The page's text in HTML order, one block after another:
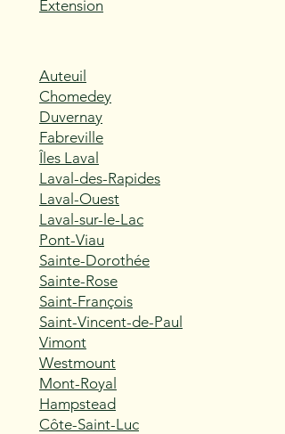
Extension
Auteuil
Chomedey
Duvernay
Fabreville
Îles Laval
Laval-des-Rapides
Laval-Ouest
Laval-sur-le-Lac
Pont-Viau
Sainte-Dorothée
Sainte-Rose
Saint-François
Saint-Vincent-de-Paul
Vimont
Westmount
Mont-Royal
Hampstead
Côte-Saint-Luc